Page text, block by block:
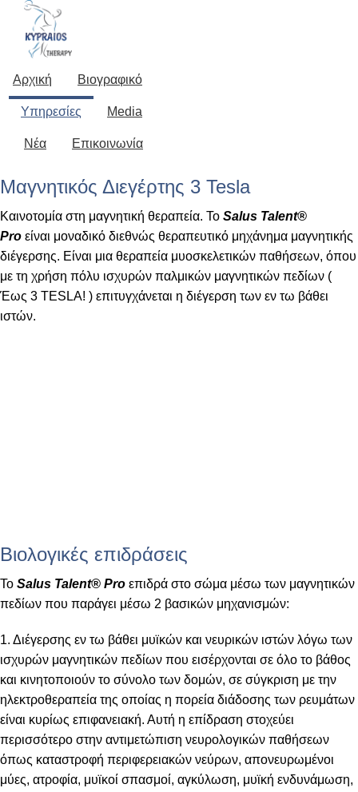
Αρχική Βιογραφικό
Υπηρεσίες Media
Νέα Επικοινωνία
Μαγνητικός Διεγέρτης 3 Tesla
Μαγνητικός Διεγέρτης 3 Tesla
Καινοτομία στη μαγνητική θεραπεία. Το Salus Talent®
Pro είναι μοναδικό διεθνώς θεραπευτικό μηχάνημα μαγνητικής
διέγερσης. Είναι μια θεραπεία μυοσκελετικών παθήσεων, όπου
με τη χρήση πόλυ ισχυρών παλμικών μαγνητικών πεδίων (
Έως 3 TESLA! ) επιτυγχάνεται η διέγερση των εν τω βάθει
ιστών.
Βιολογικές επιδράσεις
Το Salus Talent® Pro επιδρά στο σώμα μέσω των μαγνητικών
πεδίων που παράγει μέσω 2 βασικών μηχανισμών:
1. Διέγερσης εν τω βάθει μυϊκών και νευρικών ιστών λόγω των
ισχυρών μαγνητικών πεδίων που εισέρχονται σε όλο το βάθος
και κινητοποιούν το σύνολο των δομών, σε σύγκριση με την
ηλεκτροθεραπεία της οποίας η πορεία διάδοσης των ρευμάτων
είναι κυρίως επιφανειακή. Αυτή η επίδραση στοχεύει
περισσότερο στην αντιμετώπιση νευρολογικών παθήσεων
όπως καταστροφή περιφερειακών νεύρων, απονευρωμένοι
μύες, ατροφία, μυϊκοί σπασμοί, αγκύλωση, μυϊκή ενδυνάμωση,